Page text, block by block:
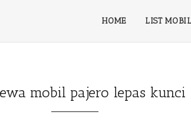
HOME LIST MOBIL
mobil pajero lepas kunci